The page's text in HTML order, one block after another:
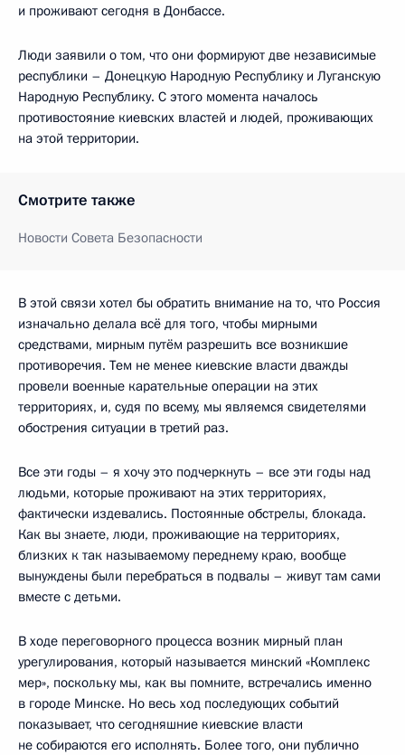
и проживают сегодня в Донбассе.
Люди заявили о том, что они формируют две независимые
республики – Донецкую Народную Республику и Луганскую
Народную Республику. С этого момента началось
противостояние киевских властей и людей, проживающих
на этой территории.
Смотрите также
Новости Совета Безопасности
В этой связи хотел бы обратить внимание на то, что Россия
изначально делала всё для того, чтобы мирными
средствами, мирным путём разрешить все возникшие
противоречия. Тем не менее киевские власти дважды
провели военные карательные операции на этих
территориях, и, судя по всему, мы являемся свидетелями
обострения ситуации в третий раз.
Все эти годы – я хочу это подчеркнуть – все эти годы над
людьми, которые проживают на этих территориях,
фактически издевались. Постоянные обстрелы, блокада.
Как вы знаете, люди, проживающие на территориях,
близких к так называемому переднему краю, вообще
вынуждены были перебраться в подвалы – живут там сами
вместе с детьми.
В ходе переговорного процесса возник мирный план
урегулирования, который называется минский «Комплекс
мер», поскольку мы, как вы помните, встречались именно
в городе Минске. Но весь ход последующих событий
показывает, что сегодняшние киевские власти
не собираются его исполнять. Более того, они публично